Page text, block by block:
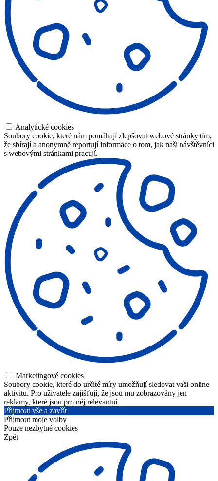
Analytické cookies
Soubory cookie, které nám pomáhají zlepšovat webové stránky tím,
že sbírají a anonymně reportují informace o tom, jak naši návštěvníci
s webovými stránkami pracují.
Marketingové cookies
Soubory cookie, které do určité míry umožňují sledovat vaši online
aktivitu. Pro uživatele zajišťují, že jsou mu zobrazovány jen
reklamy, které jsou pro něj relevantní.
Přijmout vše a zavřít
Přijmout moje volby
Pouze nezbytné cookies
Zpět